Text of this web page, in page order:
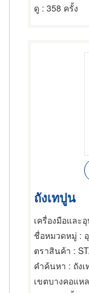
ดู : 358 ครั้ง
ถังเทปูน
เครื่องมือและ
ชื่อหมวดหมู่ : อุ
ตราสินค้า :
คำค้นหา : ถัง
เขตบางคอแห